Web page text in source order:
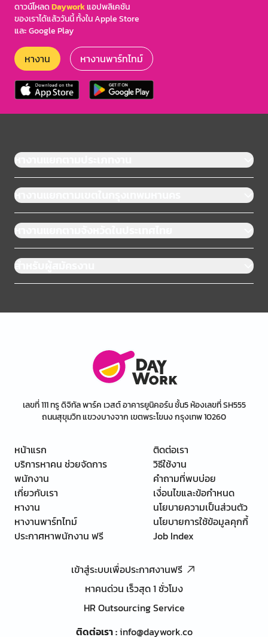
ดาวน์โหลดDayworkแอปพลิเคชัน
ของเราได้แล้ววันนี้ ทั้งใน Apple Store
และ Google Play
หางาน หางานพาร์ทไทม์
หางานแยกตามประเภทงาน
หางานแยกตามเขตในกรุงเทพมหานคร
หางานแยกตามจังหวัดในประเทศไทย
สำหรับผู้สมัครงาน
เลขที่ 111 ทรู ดิจิทัล พาร์ค เวสต์ อาคารยูนิคอร์น ชั้น5 ห้องเลขที่ SH555
ถนนสุขุมวิท แขวงบางจาก เขตพระโขนง กรุงเทพ 10260
หน้าแรก
บริการหาคน ช่วยจัดการ
พนักงาน
เกี่ยวกับเรา
หางาน
หางานพาร์ทไทม์
ประกาศหาพนักงาน ฟรี
ติดต่อเรา
วิธีใช้งาน
คำถามที่พบบ่อย
เงื่อนไขและข้อกำหนด
นโยบายความเป็นส่วนตัว
นโยบายการใช้ข้อมูลคุกกี้
Job Index
เข้าสู่ระบบเพื่อประกาศงานฟรี
หาคนด่วน เร็วสุด 1 ชั่วโมง
HR Outsourcing Service
ติดต่อเรา:info@daywork.co